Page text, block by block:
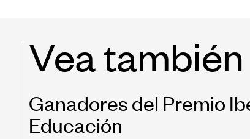
Vea también
Ganadores del Premio
Educación